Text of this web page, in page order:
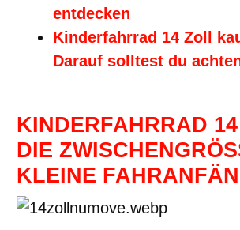
entdecken
Kinderfahrrad 14 Zoll
Darauf solltest du
KINDERFAHRRAD
DIE
LEINE